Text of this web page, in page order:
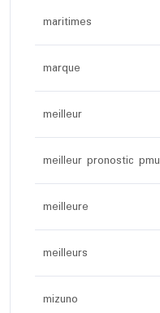
maritimes
marque
meilleur
meilleur pronostic pmu
meilleure
meilleurs
mizuno